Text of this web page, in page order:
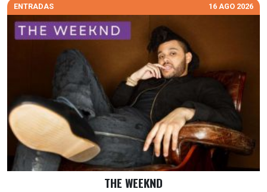
ENTRADAS 16 AGO 2026
THE WEEKND